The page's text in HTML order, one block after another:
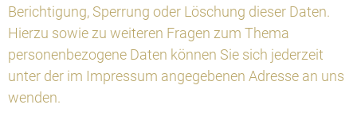
Berichtigung, Sperrung oder Löschung dieser Daten.
Hierzu sowie zu weiteren Fragen zum Thema
personenbezogene Daten können Sie sich jederzeit
unter der im Impressum angegebenen Adresse an uns
wenden.